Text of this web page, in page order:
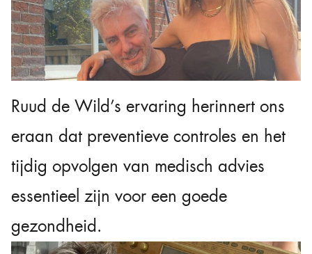
Ruud de Wild’s ervaring herinnert ons
eraan dat preventieve controles en het
tijdig opvolgen van medisch advies
essentieel zijn voor een goede
gezondheid.